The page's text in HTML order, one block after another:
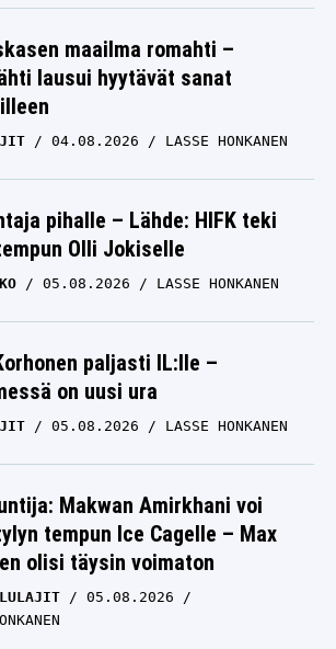
maailma romahti –
lausui hyytävät sanat
pihalle – Lähde: HIFK teki
Olli Jokiselle
05.08.2026 LASSE HONKANEN
paljasti IL:lle –
on uusi ura
05.08.2026
Makwan Amirkhani voi
tempun Ice Cagelle – Max
olisi täysin voimaton
05.08.2026